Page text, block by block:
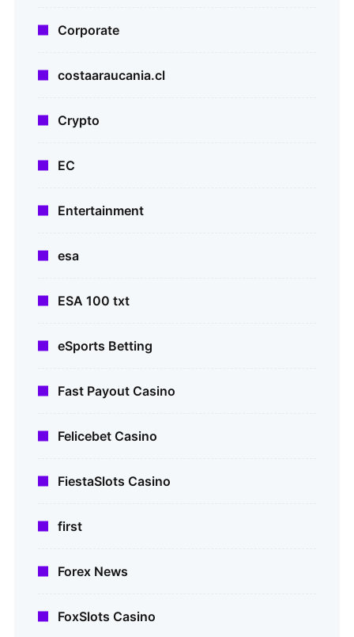
Corporate
costaaraucania.cl
Crypto
EC
Entertainment
esa
ESA 100 txt
eSports Betting
Fast Payout Casino
Felicebet Casino
FiestaSlots Casino
first
Forex News
FoxSlots Casino